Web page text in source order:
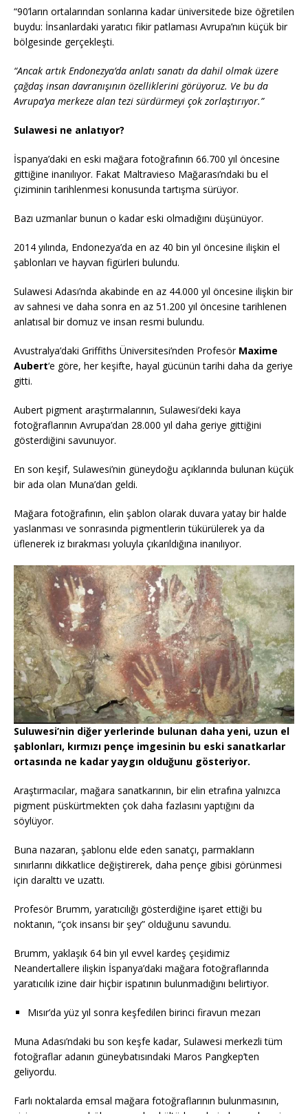
“90’ların ortalarından sonlarına kadar üniversitede bize öğretilen
buydu: İnsanlardaki yaratıcı fikir patlaması Avrupa’nın küçük bir
bölgesinde gerçekleşti.
“Ancak artık Endonezya’da anlatı sanatı da dahil olmak üzere
çağdaş insan davranışının özelliklerini görüyoruz. Ve bu da
Avrupa’ya merkeze alan tezi sürdürmeyi çok zorlaştırıyor.”
Sulawesi ne anlatıyor?
İspanya’daki en eski mağara fotoğrafının 66.700 yıl öncesine
gittiğine inanılıyor. Fakat Maltravieso Mağarası’ndaki bu el
çiziminin tarihlenmesi konusunda tartışma sürüyor.
Bazı uzmanlar bunun o kadar eski olmadığını düşünüyor.
2014 yılında, Endonezya’da en az 40 bin yıl öncesine ilişkin el
şablonları ve hayvan figürleri bulundu.
Sulawesi Adası’nda akabinde en az 44.000 yıl öncesine ilişkin bir
av sahnesi ve daha sonra en az 51.200 yıl öncesine tarihlenen
anlatısal bir domuz ve insan resmi bulundu.
Avustralya’daki Griffiths Üniversitesi’nden Profesör Maxime
Aubert‘e göre, her keşifte, hayal gücünün tarihi daha da geriye
gitti.
Aubert pigment araştırmalarının, Sulawesi’deki kaya
fotoğraflarının Avrupa’dan 28.000 yıl daha geriye gittiğini
gösterdiğini savunuyor.
En son keşif, Sulawesi’nin güneydoğu açıklarında bulunan küçük
bir ada olan Muna’dan geldi.
Mağara fotoğrafının, elin şablon olarak duvara yatay bir halde
yaslanması ve sonrasında pigmentlerin tükürülerek ya da
üflenerek iz bırakması yoluyla çıkarıldığına inanılıyor.
Suluwesi’nin diğer yerlerinde bulunan daha yeni, uzun el
şablonları, kırmızı pençe imgesinin bu eski sanatkarlar
ortasında ne kadar yaygın olduğunu gösteriyor.
Araştırmacılar, mağara sanatkarının, bir elin etrafına yalnızca
pigment püskürtmekten çok daha fazlasını yaptığını da
söylüyor.
Buna nazaran, şablonu elde eden sanatçı, parmakların
sınırlarını dikkatlice değiştirerek, daha pençe gibisi görünmesi
için daralttı ve uzattı.
Profesör Brumm, yaratıcılığı gösterdiğine işaret ettiği bu
noktanın, “çok insansı bir şey” olduğunu savundu.
Brumm, yaklaşık 64 bin yıl evvel kardeş çeşidimiz
Neandertallere ilişkin İspanya’daki mağara fotoğraflarında
yaratıcılık izine dair hiçbir ispatının bulunmadığını belirtiyor.
Mısır’da yüz yıl sonra keşfedilen birinci firavun mezarı
Muna Adası’ndaki bu son keşfe kadar, Sulawesi merkezli tüm
fotoğraflar adanın güneybatısındaki Maros Pangkep’ten
geliyordu.
Farlı noktalarda emsal mağara fotoğraflarının bulunmasının,